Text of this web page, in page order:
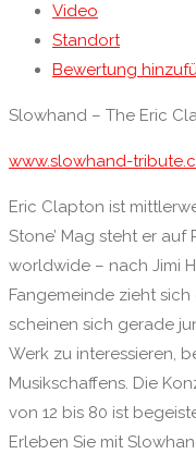
Video
Standort
Bewertung
Slowhand – The Eric
www.slowhand-
Eric Clapton ist
Stone’ Mag steht er auf
worldwide – nach Jimi
Fangemeinde zieht
scheinen sich gerade
Werk zu interessieren,
Musikschaffens. Die
von 12 bis 80 ist
Erleben Sie mit